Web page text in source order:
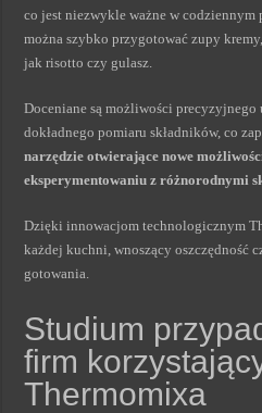
co jest niezwykle ważne w codziennym
można szybko przygotować zupy
jak risotto czy gulasz.
Doceniane są możliwości precyzyjnego
dokładnego pomiaru składników, co
narzędzie otwierające nowe
eksperymentowaniu z różnorodnymi
Dzięki innowacjom technologicznym
każdej kuchni, wnoszący oszczędność
gotowania.
Studium
firm
Thermomixa